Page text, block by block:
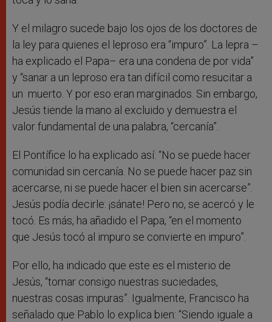
Y el milagro sucede bajo los ojos de los doctores de
la ley para quienes el leproso era “impuro”. La lepra –
ha explicado el Papa– era una condena de por vida”
y “sanar a un leproso era tan difícil como resucitar a
un muerto. Y por eso eran marginados. Sin embargo,
Jesús tiende la mano al excluido y demuestra el
valor fundamental de una palabra, “cercanía”.
El Pontífice lo ha explicado así: “No se puede hacer
comunidad sin cercanía. No se puede hacer paz sin
acercarse, ni se puede hacer el bien sin acercarse”.
Jesús podía decirle: ¡sánate! Pero no, se acercó y le
tocó. Es más, ha añadido el Papa, “en el momento
que Jesús tocó al impuro se convierte en impuro”.
Por ello, ha indicado que este es el misterio de
Jesús, “tomar consigo nuestras suciedades,
nuestras cosas impuras”. Igualmente, Francisco ha
señalado que Pablo lo explica bien: “Siendo iguale a